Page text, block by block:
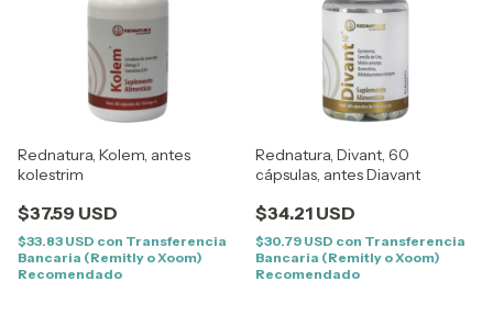
Rednatura, Kolem, antes
kolestrim
$37.59 USD
$33.83 USD con Transferencia
Bancaria (Remitly o Xoom)
Recomendado
Rednatura, Divant, 60
cápsulas, antes Diavant
$34.21 USD
$30.79 USD con Transferencia
Bancaria (Remitly o Xoom)
Recomendado